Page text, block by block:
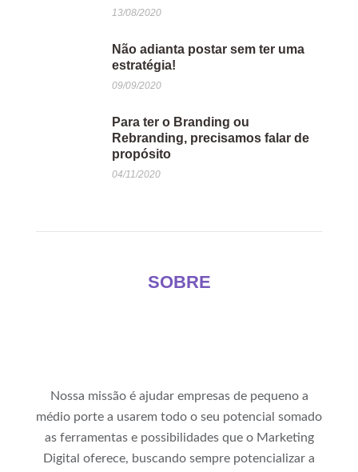
13/08/2020
Não adianta postar sem ter uma
estratégia!
09/09/2020
Para ter o Branding ou
Rebranding, precisamos falar de
propósito
04/11/2020
SOBRE
Nossa missão é ajudar empresas de pequeno a
médio porte a usarem todo o seu potencial somado
as ferramentas e possibilidades que o Marketing
Digital oferece, buscando sempre potencializar a